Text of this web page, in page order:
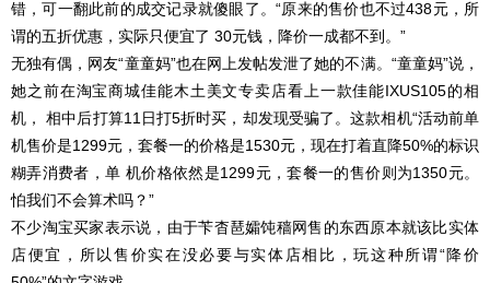
错，可一翻此前的成交记录就傻眼了。“原来的售价也不过438元，所
谓的五折优惠，实际只便宜了 30元钱，降价一成都不到。”
无独有偶，网友“童童妈”也在网上发帖发泄了她的不满。“童童妈”说，
她之前在淘宝商城佳能木土美文专卖店看上一款佳能IXUS105的相
机， 相中后打算11日打5折时买，却发现受骗了。这款相机“活动前单
机售价是1299元，套餐一的价格是1530元，现在打着直降50%的标识
糊弄消费者，单 机价格依然是1299元，套餐一的售价则为1350元。
怕我们不会算术吗？”
不少淘宝买家表示说，由于苄杳琶孀饨穑网售的东西原本就该比实体
店便宜，所以售价实在没必要与实体店相比，玩这种所谓“降价